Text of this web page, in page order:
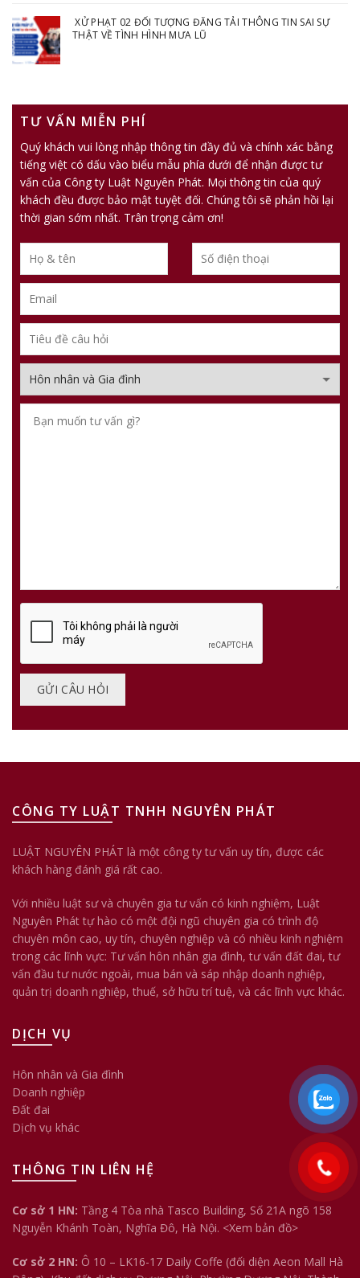
XỬ PHẠT 02 ĐỐI TƯỢNG ĐĂNG TẢI THÔNG TIN SAI SỰ
THẬT VỀ TÌNH HÌNH MƯA LŨ
TƯ VẤN MIỄN PHÍ
Quý khách vui lòng nhập thông tin đầy đủ và chính xác bằng
tiếng việt có dấu vào biểu mẫu phía dưới để nhận được tư
vấn của Công ty Luật Nguyên Phát. Mọi thông tin của quý
khách đều được bảo mật tuyệt đối. Chúng tôi sẽ phản hồi lại
thời gian sớm nhất. Trân trọng cảm ơn!
CÔNG TY LUẬT TNHH NGUYÊN PHÁT
LUẬT NGUYÊN PHÁT là một công ty tư vấn uy tín, được các
khách hàng đánh giá rất cao.
Với nhiều luật sư và chuyên gia tư vấn có kinh nghiệm, Luật
Nguyên Phát tự hào có một đội ngũ chuyên gia có trình độ
chuyên môn cao, uy tín, chuyên nghiệp và có nhiều kinh nghiệm
trong các lĩnh vực: Tư vấn hôn nhân gia đình, tư vấn đất đai, tư
vấn đầu tư nước ngoài, mua bán và sáp nhập doanh nghiệp,
quản trị doanh nghiệp, thuế, sở hữu trí tuệ, và các lĩnh vực khác.
DỊCH VỤ
Hôn nhân và Gia đình
Doanh nghiệp
Đất đai
Dịch vụ khác
THÔNG TIN LIÊN HỆ
Cơ sở 1 HN: Tầng 4 Tòa nhà Tasco Building, Số 21A ngõ 158
Nguyễn Khánh Toàn, Nghĩa Đô, Hà Nội. <Xem bản đồ>
Cơ sở 2 HN: Ô 10 – LK16-17 Daily Coffe (đối diện Aeon Mall Hà